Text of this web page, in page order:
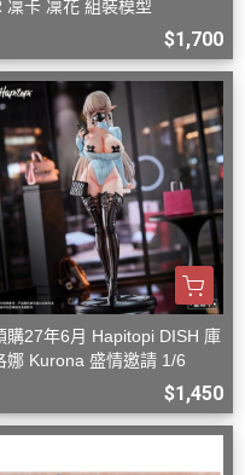
凜卡 凜花 組裝模型
$1,700
購27年6月 Hapitopi DISH 庫
娜 Kurona 盛情邀請 1/6
$1,450